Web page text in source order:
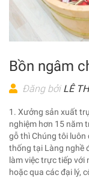
Bồn ngâm
Đăng bởi LÊ
1. Xưởng sản xuất
nghiệm hơn 15 năm
gỗ thì Chúng tôi
thống tại Làng nghề
làm việc trực tiếp với
hoặc qua các đại lý,